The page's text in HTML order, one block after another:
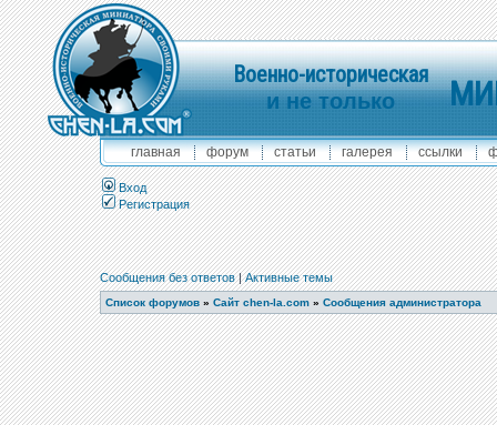
Военно-историческая
и не только
главная форум статьи галерея ссылки
Вход
Регистрация
Сообщения без ответов|Активные темы
Список форумов » Сайт chen-la.com » Сообщения администратора